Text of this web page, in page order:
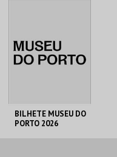
BILHETE MUSEU DO
PORTO 2026